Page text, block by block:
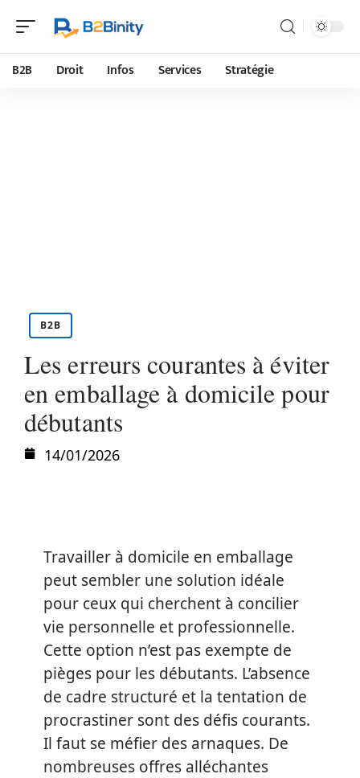
B2B Droit Infos Services Stratégie
B2B
Les erreurs courantes à éviter
en emballage à domicile pour
débutants
14/01/2026
Travailler à domicile en emballage
peut sembler une solution idéale
pour ceux qui cherchent à concilier
vie personnelle et professionnelle.
Cette option n’est pas exempte de
pièges pour les débutants. L’absence
de cadre structuré et la tentation de
procrastiner sont des défis courants.
Il faut se méfier des arnaques. De
nombreuses offres alléchantes